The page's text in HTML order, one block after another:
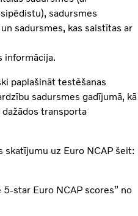
sadursmes
sadursmes, kas saistītas ar
informācija.
paplašināt testēšanas
sadursmes gadījumā, kā
transporta
skatījumu uz Euro NCAP šeit:
star Euro NCAP scores” no